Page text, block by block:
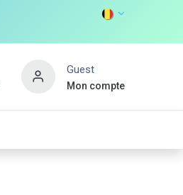
Guest
Mon compte
DISCOVER